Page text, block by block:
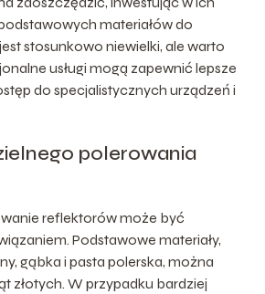
materiałów do
stosunkowo niewielki, ale warto
usługi mogą zapewnić lepsze
do specjalistycznych urządzeń i
polerowania
reflektorów może być
Podstawowe materiały,
gąbka i pasta polerska, można
złotych. W przypadku bardziej